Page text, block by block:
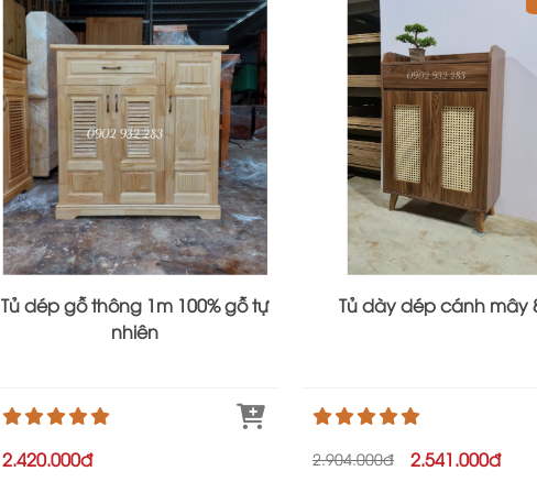
Tủ dép gỗ thông 1m 100% gỗ tự
nhiên
2.420.000đ
Tủ dày dép cánh mây
2.904.000đ 2.541.000đ